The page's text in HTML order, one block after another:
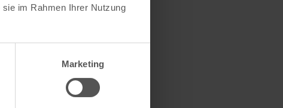
im Rahmen Ihrer Nutzung
Marketing